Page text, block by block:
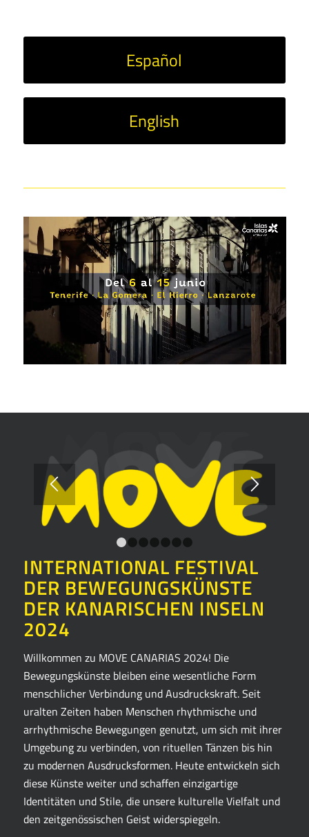
Español
English
1
INTERNATIONAL FESTIVAL
DER BEWEGUNGSKÜNSTE
DER KANARISCHEN INSELN
2024
Willkommen zu MOVE CANARIAS 2024! Die
Bewegungskünste bleiben eine wesentliche Form
menschlicher Verbindung und Ausdruckskraft. Seit
uralten Zeiten haben Menschen rhythmische und
arrhythmische Bewegungen genutzt, um sich mit ihrer
Umgebung zu verbinden, von rituellen Tänzen bis hin
zu modernen Ausdrucksformen. Heute entwickeln sich
diese Künste weiter und schaffen einzigartige
Identitäten und Stile, die unsere kulturelle Vielfalt und
den zeitgenössischen Geist widerspiegeln.